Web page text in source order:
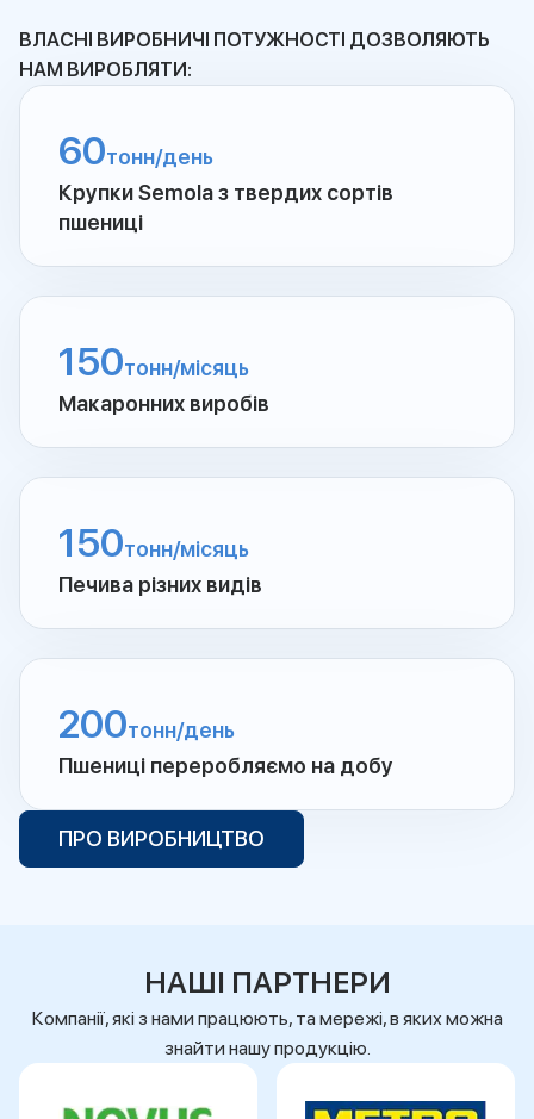
ВЛАСНІ ВИРОБНИЧІ ПОТУЖНОСТІ ДОЗВОЛЯЮТЬ
НАМ ВИРОБЛЯТИ:
60тонн/день
Крупки Semola з твердих сортів
пшениці
150тонн/місяць
Макаронних виробів
150тонн/місяць
Печива різних видів
200тонн/день
Пшениці переробляємо на добу
ПРО ВИРОБНИЦТВО
НАШІ ПАРТНЕРИ
Компанії, які з нами працюють, та мережі, в яких можна
знайти нашу продукцію.